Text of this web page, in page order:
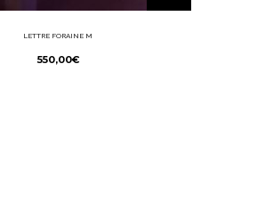
LETTRE FORAINE M
550,00€